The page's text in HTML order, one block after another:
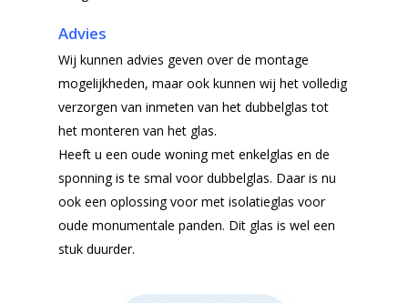
Advies
Wij kunnen advies geven over de montage
mogelijkheden, maar ook kunnen wij het volledig
verzorgen van inmeten van het dubbelglas tot
het monteren van het glas.
Heeft u een oude woning met enkelglas en de
sponning is te smal voor dubbelglas. Daar is nu
ook een oplossing voor met isolatieglas voor
oude monumentale panden. Dit glas is wel een
stuk duurder.